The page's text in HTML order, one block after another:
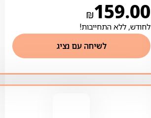
₪159.00
לחודש, ללא התחייבות!
לשיחה עם נציג